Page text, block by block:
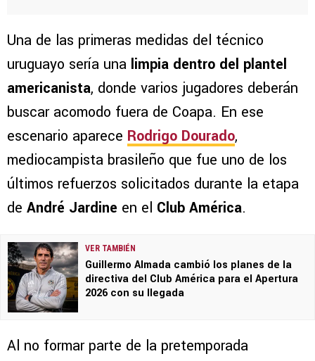
Una de las primeras medidas del técnico
uruguayo sería una limpia dentro del plantel
americanista, donde varios jugadores deberán
buscar acomodo fuera de Coapa. En ese
escenario aparece Rodrigo Dourado,
mediocampista brasileño que fue uno de los
últimos refuerzos solicitados durante la etapa
de André Jardine en el Club América.
VER TAMBIÉN
Guillermo Almada cambió los planes de la
directiva del Club América para el Apertura
2026 con su llegada
Al no formar parte de la pretemporada